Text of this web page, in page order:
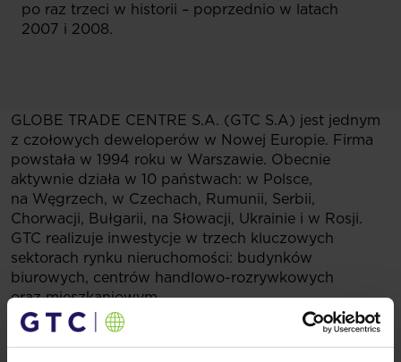
po raz trzeci w historii – poprzednio w latach
2007 i 2008.
GLOBE TRADE CENTRE S.A. (GTC S.A) jest jednym
z czołowych deweloperów w Nowej Europie. Firma
powstała w 1994 roku w Warszawie. Obecnie
aktywnie działa w 10 państwach: w Polsce,
na Węgrzech, w Czechach, Rumunii, Serbii,
Chorwacji, Bułgarii, na Słowacji, Ukrainie i w Rosji.
GTC realizuje inwestycje w trzech kluczowych
sektorach rynku nieruchomości: budynków
biurowych, centrów handlowo-rozrywkowych
oraz mieszkaniowym.
Firma wybudowała nieruchomości o powierzchni 750
000 mkw. netto, a obecnie jest właścicielem